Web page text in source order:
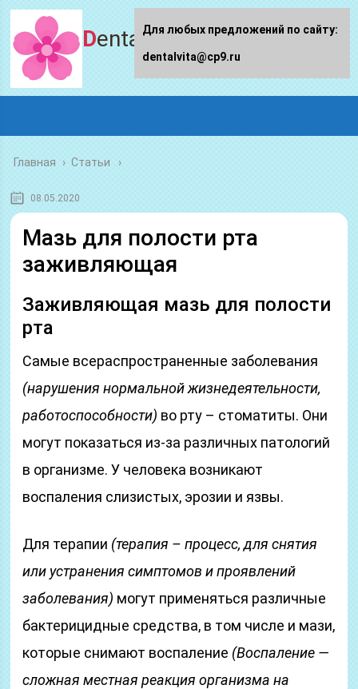
Dentalvita.ru
Главная › Статьи
08.05.2020
Мазь для полости рта
заживляющая
Заживляющая мазь для полости
рта
Самые всераспространенные заболевания
(нарушения нормальной жизнедеятельности,
работоспособности) во рту – стоматиты. Они
могут показаться из-за различных патологий
в организме. У человека возникают
воспаления слизистых, эрозии и язвы.
Для терапии (терапия – процесс, для снятия
или устранения симптомов и проявлений
заболевания) могут применяться различные
бактерицидные средства, в том числе и мази,
которые снимают воспаление (Воспаление —
сложная местная реакция организма на
Для любых предложений по сайту:
dentalvita@cp9.ru